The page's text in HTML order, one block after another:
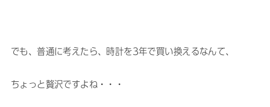
でも、普通に考えたら、時計を3年で買い換えるなんて、
ちょっと贅沢ですよね・・・